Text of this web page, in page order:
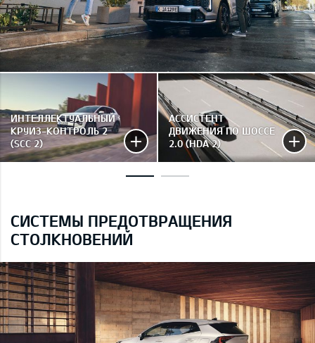
ИНТЕЛЛЕКТУАЛЬНЫЙ
КРУИЗ-КОНТРОЛЬ 2
(SCC 2)
АССИСТЕНТ
ДВИЖЕНИЯ ПО ШОССЕ
2.0 (HDA 2)
СИСТЕМЫ ПРЕДОТВРАЩЕНИЯ
СТОЛКНОВЕНИЙ